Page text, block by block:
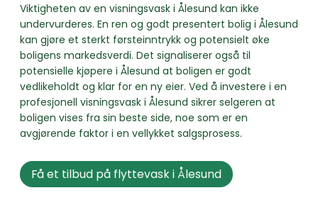
Viktigheten av en visningsvask i Ålesund kan ikke
undervurderes. En ren og godt presentert bolig i Ålesund
kan gjøre et sterkt førsteinntrykk og potensielt øke
boligens markedsverdi. Det signaliserer også til
potensielle kjøpere i Ålesund at boligen er godt
vedlikeholdt og klar for en ny eier. Ved å investere i en
profesjonell visningsvask i Ålesund sikrer selgeren at
boligen vises fra sin beste side, noe som er en
avgjørende faktor i en vellykket salgsprosess.
Få et tilbud på flyttevask i Ålesund